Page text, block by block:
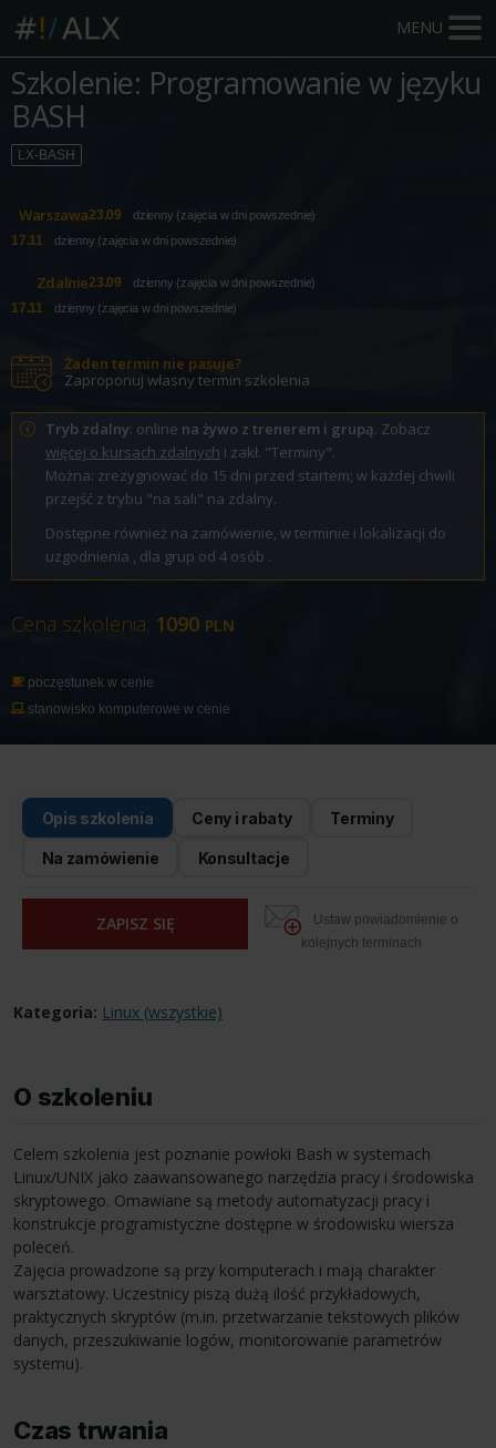
MENU
Szkolenie: Programowanie w języku
BASH
LX-BASH
Warszawa23.09 dzienny (zajęcia w dni powszednie)
17.11 dzienny (zajęcia w dni powszednie)
Zdalnie23.09 dzienny (zajęcia w dni powszednie)
17.11 dzienny (zajęcia w dni powszednie)
Żaden termin nie pasuje?
Zaproponuj własny termin szkolenia
Tryb zdalny: online na żywo z trenerem i grupą. Zobacz
więcej o kursach zdalnych i zakł. "Terminy".
Można: zrezygnować do 15 dni przed startem; w każdej chwili
przejść z trybu "na sali" na zdalny.
Dostępne również na zamówienie, w terminie i lokalizacji do
uzgodnienia , dla grup od 4 osób .
Cena szkolenia: 1090 PLN
poczęstunek w cenie
stanowisko komputerowe w cenie
Opis szkolenia Ceny i rabaty Terminy
Na zamówienie Konsultacje
ZAPISZ SIĘ
Ustaw powiadomienie o
kolejnych terminach
Kategoria: Linux (wszystkie)
O szkoleniu
Celem szkolenia jest poznanie powłoki Bash w systemach
Linux/UNIX jako zaawansowanego narzędzia pracy i środowiska
skryptowego. Omawiane są metody automatyzacji pracy i
konstrukcje programistyczne dostępne w środowisku wiersza
poleceń.
Zajęcia prowadzone są przy komputerach i mają charakter
warsztatowy. Uczestnicy piszą dużą ilość przykładowych,
praktycznych skryptów (m.in. przetwarzanie tekstowych plików
danych, przeszukiwanie logów, monitorowanie parametrów
systemu).
Czas trwania